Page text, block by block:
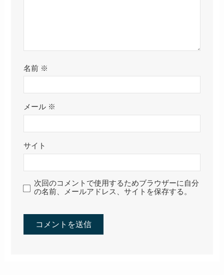
名前 ※
メール ※
サイト
次回のコメントで使用するためブラウザーに自分
の名前、メールアドレス、サイトを保存する。